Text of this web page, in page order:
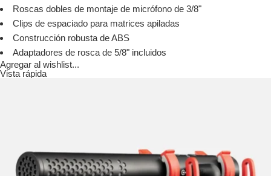
Roscas dobles de montaje de micrófono de 3/8"
Clips de espaciado para matrices apiladas
Construcción robusta de ABS
Adaptadores de rosca de 5/8" incluidos
Agregar al wishlist...
Vista rápida